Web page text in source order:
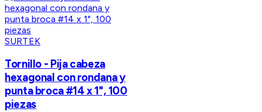
SURTEK
Tornillo - Pija cabeza
hexagonal con rondana y
punta broca #14 x 1", 100
piezas